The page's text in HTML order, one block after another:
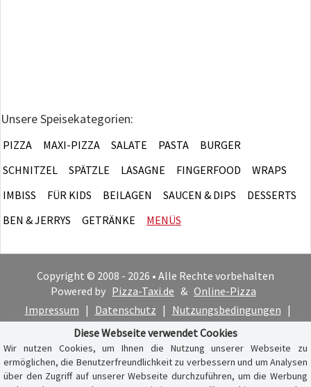
Unsere Speisekategorien:
PIZZA MAXI-PIZZA SALATE PASTA
BURGER
SCHNITZEL
SPÄTZLE LASAGNE FINGERFOOD
WRAPS
IMBISS
FÜR KIDS BEILAGEN SAUCEN & DIPS
DESSERTS
BEN & JERRYS
GETRÄNKE MENÜS
Copyright © 2008 - 2026 • Alle Rechte vorbehalten
Powered by Pizza-Taxi.de & Online-Pizza
Impressum | Datenschutz | Nutzungsbedingungen |
Cookie-Hinweis
Diese Webseite verwendet Cookies
Wir nutzen Cookies, um Ihnen die Nutzung unserer Webseite zu
ermöglichen, die Benutzerfreundlichkeit zu verbessern und um Analysen
über den Zugriff auf unserer Webseite durchzuführen, um die Werbung